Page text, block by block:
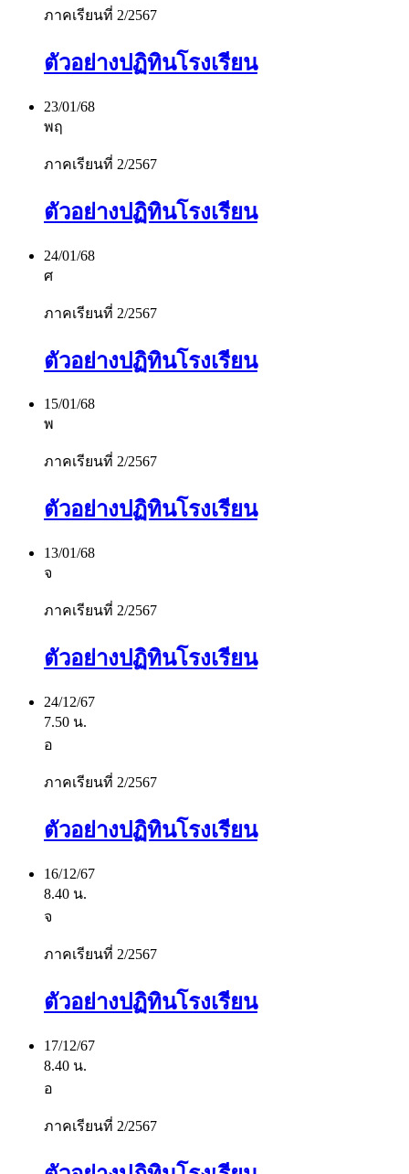
ภาคเรียนที่ 2/2567
ตัวอย่างปฏิทินโรงเรียน
23/01/68
พฤ
ภาคเรียนที่ 2/2567
ตัวอย่างปฏิทินโรงเรียน
24/01/68
ศ
ภาคเรียนที่ 2/2567
ตัวอย่างปฏิทินโรงเรียน
15/01/68
พ
ภาคเรียนที่ 2/2567
ตัวอย่างปฏิทินโรงเรียน
13/01/68
จ
ภาคเรียนที่ 2/2567
ตัวอย่างปฏิทินโรงเรียน
24/12/67
7.50 น.
อ
ภาคเรียนที่ 2/2567
ตัวอย่างปฏิทินโรงเรียน
16/12/67
8.40 น.
จ
ภาคเรียนที่ 2/2567
ตัวอย่างปฏิทินโรงเรียน
17/12/67
8.40 น.
อ
ภาคเรียนที่ 2/2567